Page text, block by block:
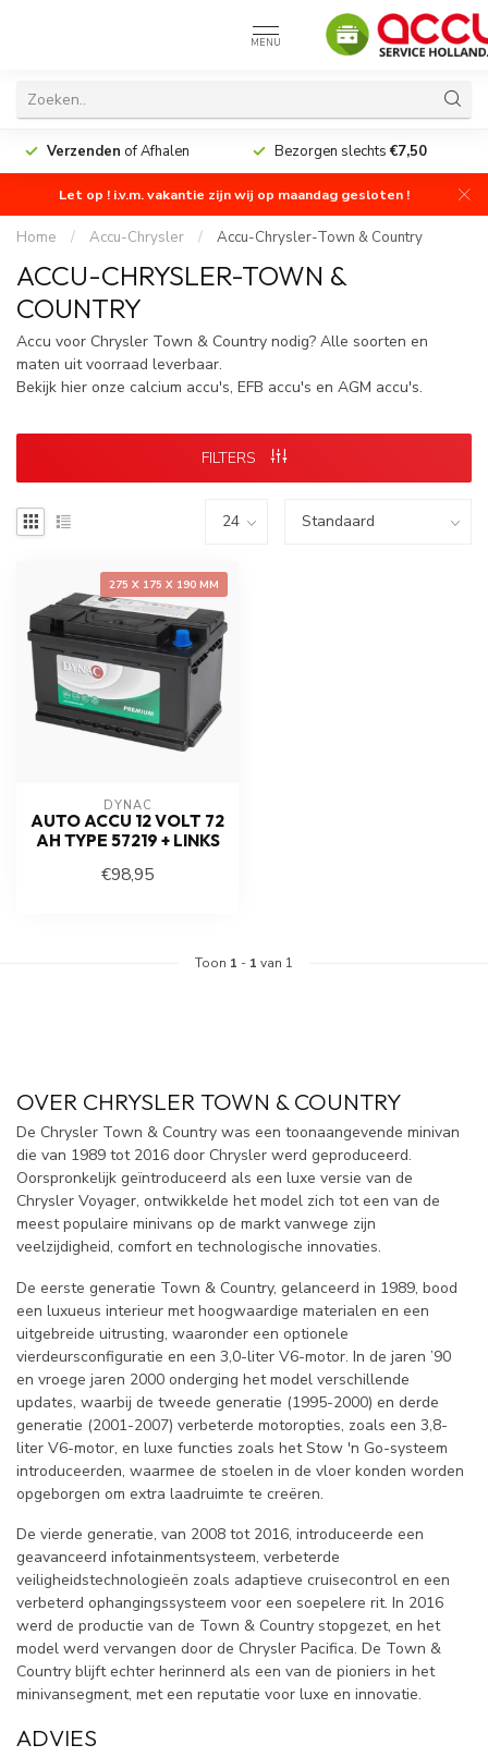
MENU
Verzenden of Afhalen Bezorgen slechts€7,50
Let op ! i.v.m. vakantie zijn wij op maandag gesloten !
Home / Accu-Chrysler / Accu-Chrysler-Town & Country
ACCU-CHRYSLER-TOWN &
COUNTRY
Accu voor Chrysler Town & Country nodig? Alle soorten en
maten uit voorraad leverbaar.
Bekijk hier onze calcium accu's, EFB accu's en AGM accu's.
FILTERS
275 X 175 X 190 MM
DYNAC
AUTO ACCU 12 VOLT 72
AH TYPE 57219 + LINKS
€98,95
Toon 1 - 1 van 1
OVER CHRYSLER TOWN & COUNTRY
De Chrysler Town & Country was een toonaangevende minivan
die van 1989 tot 2016 door Chrysler werd geproduceerd.
Oorspronkelijk geïntroduceerd als een luxe versie van de
Chrysler Voyager, ontwikkelde het model zich tot een van de
meest populaire minivans op de markt vanwege zijn
veelzijdigheid, comfort en technologische innovaties.
De eerste generatie Town & Country, gelanceerd in 1989, bood
een luxueus interieur met hoogwaardige materialen en een
uitgebreide uitrusting, waaronder een optionele
vierdeursconfiguratie en een 3,0-liter V6-motor. In de jaren ’90
en vroege jaren 2000 onderging het model verschillende
updates, waarbij de tweede generatie (1995-2000) en derde
generatie (2001-2007) verbeterde motoropties, zoals een 3,8-
liter V6-motor, en luxe functies zoals het Stow 'n Go-systeem
introduceerden, waarmee de stoelen in de vloer konden worden
opgeborgen om extra laadruimte te creëren.
De vierde generatie, van 2008 tot 2016, introduceerde een
geavanceerd infotainmentsysteem, verbeterde
veiligheidstechnologieën zoals adaptieve cruisecontrol en een
verbeterd ophangingssysteem voor een soepelere rit. In 2016
werd de productie van de Town & Country stopgezet, en het
model werd vervangen door de Chrysler Pacifica. De Town &
Country blijft echter herinnerd als een van de pioniers in het
minivansegment, met een reputatie voor luxe en innovatie.
ADVIES